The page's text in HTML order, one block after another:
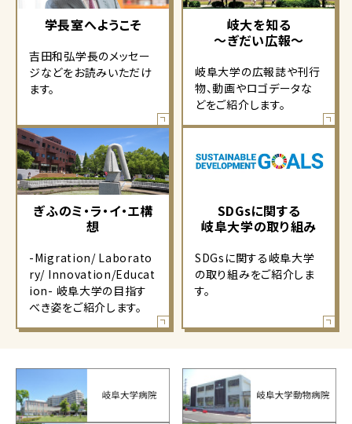
学長室へようこそ
吉田和弘学長のメッセー
ジなどをお読みいただけ
ます。
岐大を知る
～ぎだい広報～
岐阜大学の広報誌や刊行
物、動画やロゴデータな
どをご紹介します。
ぎふのミ・ラ・イ・エ構
想
-Migration/ Laborato
ry/ Innovation/Educat
ion- 岐阜大学の目指す
べき姿をご紹介します。
SDGsに関する
岐阜大学の取り組み
SDGsに関する岐阜大学
の取り組みをご紹介しま
す。